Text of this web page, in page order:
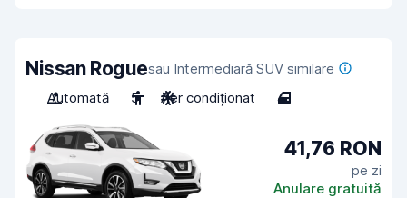
Nissan Roguesau Intermediară SUV similare
Automată
5 Aer condiționat 4
41,76 RON
pe zi
Anulare gratuită